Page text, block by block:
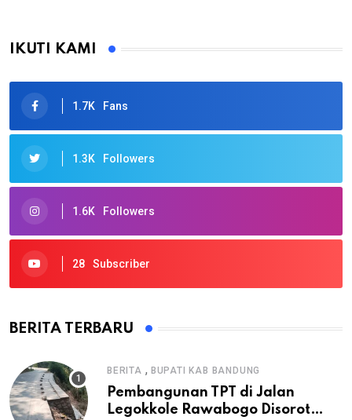
IKUTI KAMI
1.7K Fans
1.3K Followers
1.6K Followers
28 Subscriber
BERITA TERBARU
BERITA , BUPATI KAB BANDUNG
Pembangunan TPT di Jalan
Legokkole Rawabogo Disorot